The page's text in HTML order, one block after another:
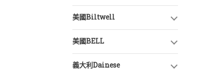
美國Biltwell
美國BELL
義大利Dainese